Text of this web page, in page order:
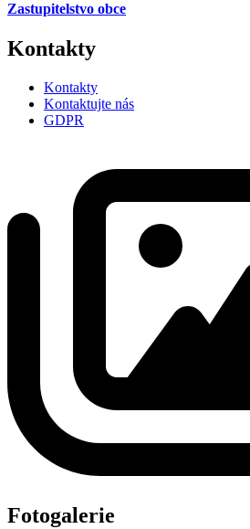
Zastupitelstvo obce
Kontakty
Kontakty
Kontaktujte nás
GDPR
Fotogalerie